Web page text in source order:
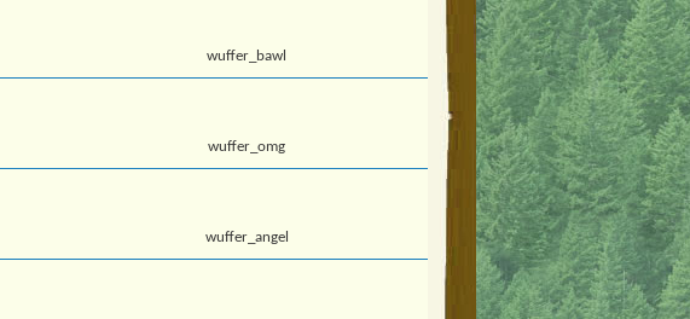
wuffer_bawl
wuffer_omg
wuffer_angel